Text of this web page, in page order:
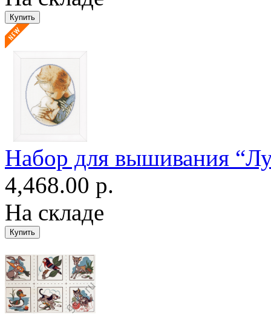
Набор для вышивания
4,468.00 р.
На складе